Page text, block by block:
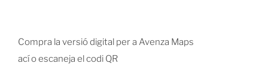
Compra la versió digital per a Avenza Maps
ací o escaneja el codi QR